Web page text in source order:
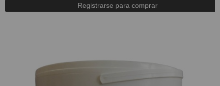
Registrarse para comprar